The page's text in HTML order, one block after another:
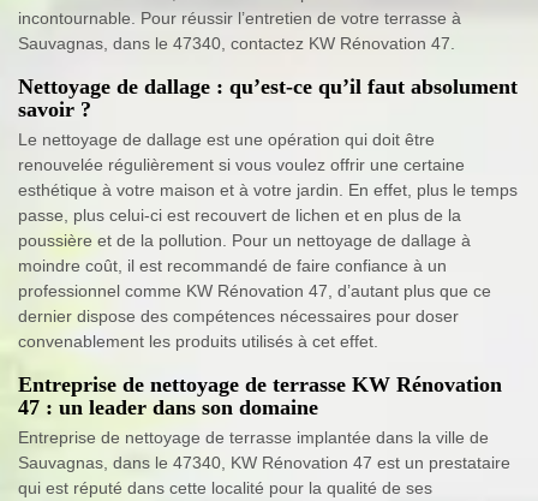
incontournable. Pour réussir l’entretien de votre terrasse à
Sauvagnas, dans le 47340, contactez KW Rénovation 47.
Nettoyage de dallage : qu’est-ce qu’il faut absolument
savoir ?
Le nettoyage de dallage est une opération qui doit être
renouvelée régulièrement si vous voulez offrir une certaine
esthétique à votre maison et à votre jardin. En effet, plus le temps
passe, plus celui-ci est recouvert de lichen et en plus de la
poussière et de la pollution. Pour un nettoyage de dallage à
moindre coût, il est recommandé de faire confiance à un
professionnel comme KW Rénovation 47, d’autant plus que ce
dernier dispose des compétences nécessaires pour doser
convenablement les produits utilisés à cet effet.
Entreprise de nettoyage de terrasse KW Rénovation
47 : un leader dans son domaine
Entreprise de nettoyage de terrasse implantée dans la ville de
Sauvagnas, dans le 47340, KW Rénovation 47 est un prestataire
qui est réputé dans cette localité pour la qualité de ses